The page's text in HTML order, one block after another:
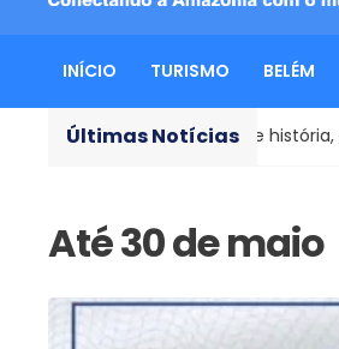
INÍCIO TURISMO BELÉM
Últimas Notícias
Goiás: onde história, poesia e